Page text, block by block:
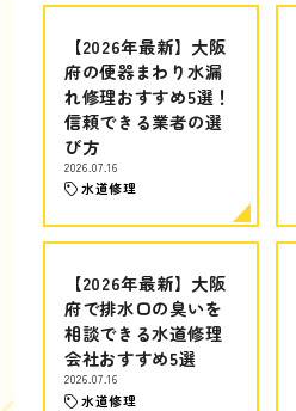
【2026年最新】大阪
府の便器まわり水漏
れ修理おすすめ5選！
信頼できる業者の選
び方
2026.07.16
水道修理
【2026年最新】大阪
府で排水口の臭いを
相談できる水道修理
会社おすすめ5選
2026.07.16
水道修理